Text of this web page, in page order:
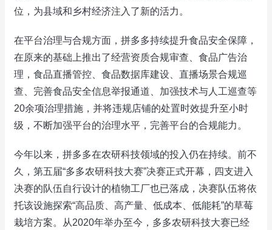
位，为县域和乡村经济注入了新的活力。
在平台治理与合规方面，拼多多持续提升食品安全保障，
在原来的基础上推出了经营资质合规审查、食品广告治
理，食品直播管控、食品数据库建设、直播场景合规巡
查、完善食品安全信息举报通道、加强技术与人工巡查等
20余项治理措施，并将违规店铺的处置时效提升至小时
级，不断加强平台的治理水平，完善平台的合规能力。
今年以来，拼多多在农研科技领域的投入仍在持续。前不
久，第五届“多多农研科技大赛”决赛正式开幕，四支进入
决赛的队伍自行设计的植物工厂也已落成，决赛队伍将依
托该设施探索“高品质、高产量、低成本、低能耗”的草莓
栽培方案。从2020年举办至今，多多农研科技大赛已经